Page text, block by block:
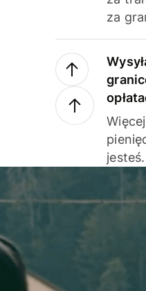
za
jesteś.